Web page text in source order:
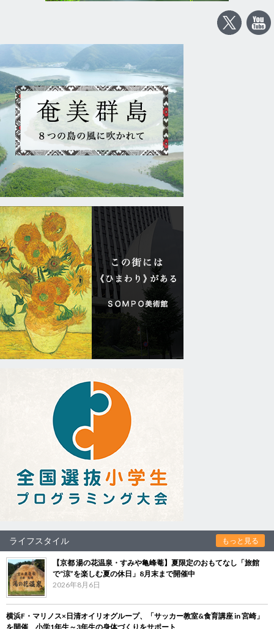
ライフスタイル もっと見る
【京都 湯の花温泉・すみや亀峰菴】夏限定のおもてなし「旅館
で“涼”を楽しむ夏の休日」8月末まで開催中
2026年8月6日
横浜F・マリノス×日清オイリオグループ、「サッカー教室&食育講座 in 宮崎」
を開催 小学1年生～3年生の身体づくりをサポート